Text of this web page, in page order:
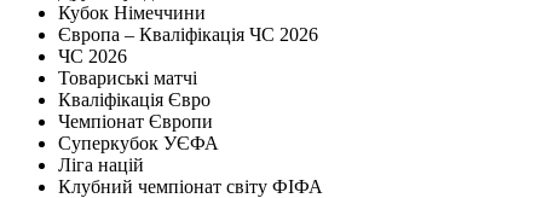
Кубок Німеччини
Європа – Кваліфікація ЧС 2026
ЧС 2026
Товариські матчі
Кваліфікація Євро
Чемпіонат Європи
Суперкубок УЄФА
Ліга націй
Клубний чемпіонат світу ФІФА